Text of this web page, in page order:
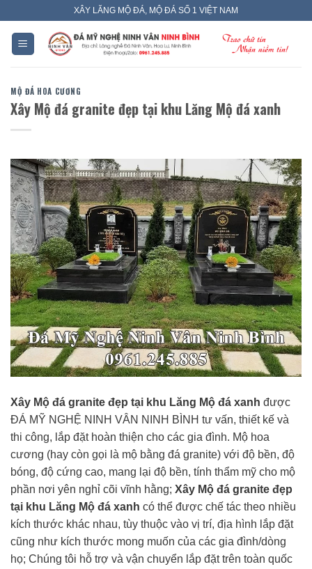
content
XÂY LĂNG MỘ ĐÁ, MỘ ĐÁ SỐ 1 VIỆT NAM
MỘ ĐÁ HOA CƯƠNG
Xây Mộ đá granite đẹp tại khu Lăng Mộ đá xanh
Xây Mộ đá granite đẹp tại khu Lăng Mộ đá xanh được
ĐÁ MỸ NGHỆ NINH VÂN NINH BÌNH tư vấn, thiết kế và
thi công, lắp đặt hoàn thiện cho các gia đình. Mộ hoa
cương (hay còn gọi là mộ bằng đá granite) với độ bền, độ
bóng, độ cứng cao, mang lại độ bền, tính thẩm mỹ cho mộ
phần nơi yên nghỉ cõi vĩnh hằng; Xây Mộ đá granite đẹp
tại khu Lăng Mộ đá xanh có thể được chế tác theo nhiều
kích thước khác nhau, tùy thuộc vào vị trí, địa hình lắp đặt
cũng như kích thước mong muốn của các gia đình/dòng
họ; Chúng tôi hỗ trợ và vận chuyển lắp đặt trên toàn quốc